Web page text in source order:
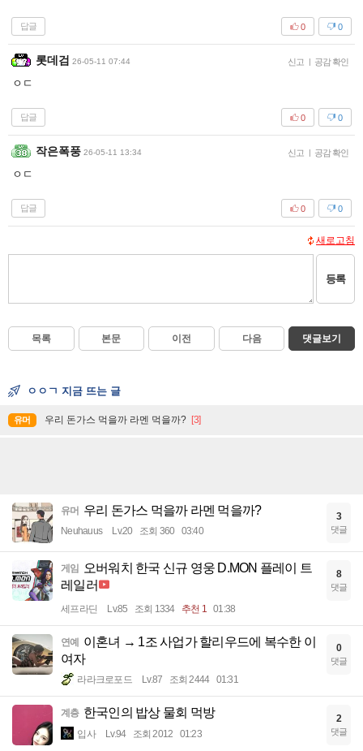
답글 0
0
롯데검 26-05-11 07:44 신고 공감 확인
ㅇㄷ
답글 0
0
작은폭풍 26-05-11 13:34 신고 공감 확인
ㅇㄷ
답글 0
0
새로고침
등록
목록 본문 이전 다음 댓글보기
ㅇㅇㄱ 지금 뜨는 글
유머 우리 돈가스 먹을까 라멘 먹을까? [3]
유머 우리 돈가스 먹을까 라멘 먹을까?
Neuhauus Lv.20 조회 360 03:40
3
댓글
게임
오버워치 한국 신규 영웅 D.MON 플레이 트
레일러
세프라딘 Lv.85 조회 1334 추천 1 01:38
8
댓글
연예
이혼녀 → 1조 사업가 할리우드에 복수한 이
여자
라라크로포드 Lv.87 조회 2444 01:31
0
댓글
계층 한국인의 밥상 물회 먹방
입사 Lv.94 조회 2012 01:23
2
댓글